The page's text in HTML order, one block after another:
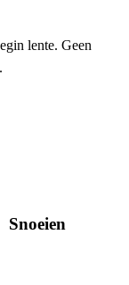
lente. Geen
Snoeien